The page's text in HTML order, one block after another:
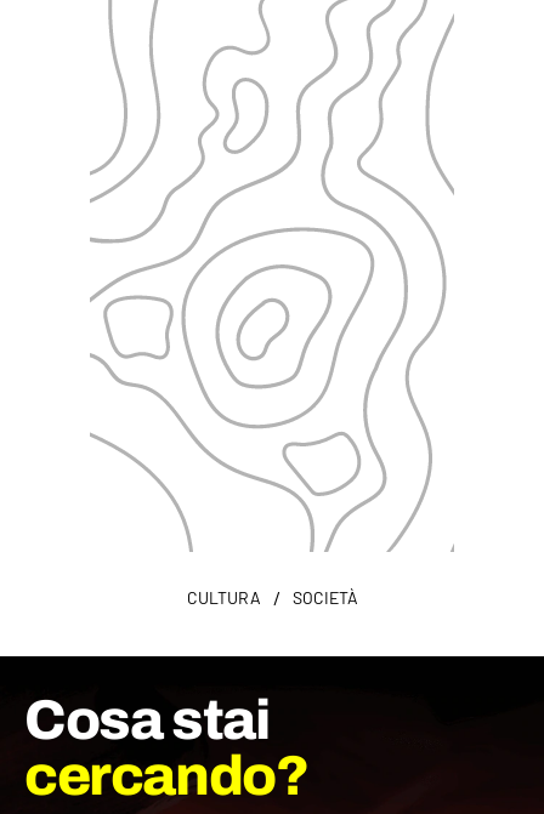
CULTURA / SOCIETÀ
Cosa stai
cercando?